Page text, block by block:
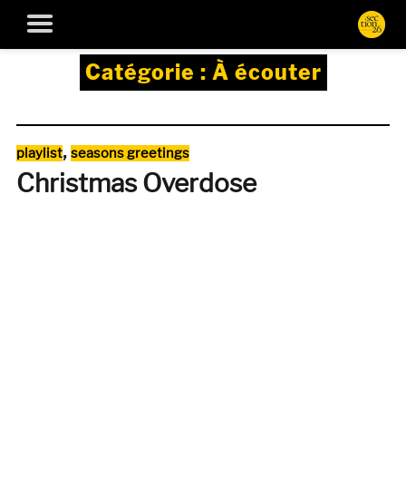
Catégorie : À écouter
Catégories
playlist, seasons greetings
Christmas Overdose